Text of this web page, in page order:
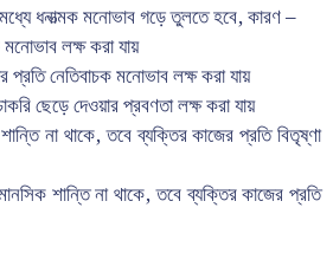
মধ্যে ধনাত্মক মনোভাব গড়ে তুলতে হবে, কারণ –
লক্ষ করা যায়
প্রতি নেতিবাচক মনোভাব লক্ষ করা যায়
ছেড়ে দেওয়ার প্রবণতা লক্ষ করা যায়
না থাকে, তবে ব্যক্তির কাজের প্রতি বিতৃষ্ণা
শান্তি না থাকে, তবে ব্যক্তির কাজের প্রতি